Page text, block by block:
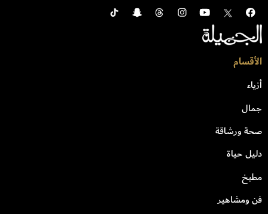
الأقسام
أزياء
جمال
صحة ورشاقة
دليل حياة
مطبخ
فن ومشاهير